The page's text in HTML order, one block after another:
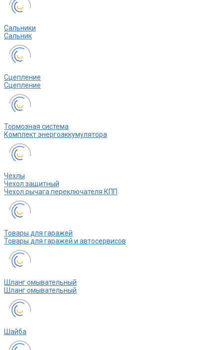
Сальники
Сальник
Сцепление
Сцепление
Тормозная система
Комплект энергоаккумулятора
Чехлы
Чехол защитный
Чехол рычага переключателя КПП
Товары для гаражей
Товары для гаражей и автосервисов
Шланг омывательный
Шланг омывательный
Шайба